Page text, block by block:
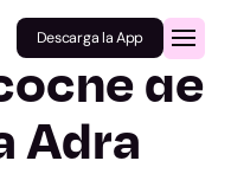
Descarga la App
de
Adra